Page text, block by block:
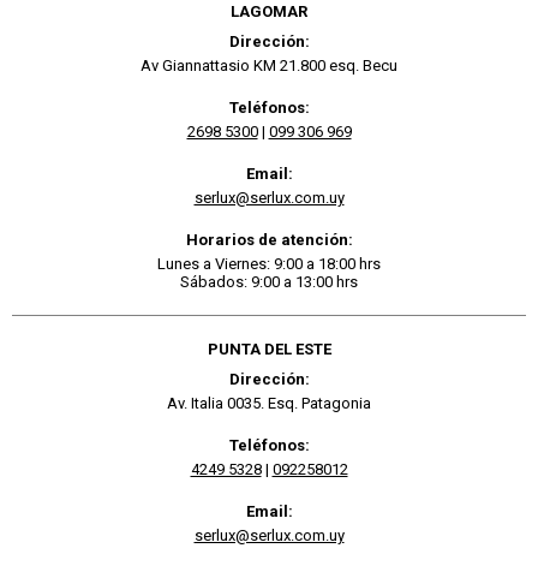
LAGOMAR
Dirección:
Av Giannattasio KM 21.800 esq. Becu
Teléfonos:
2698 5300| 099 306 969
Email:
serlux@serlux.com.uy
Horarios de atención:
Lunes a Viernes: 9:00 a 18:00 hrs
Sábados: 9:00 a 13:00 hrs
PUNTA DEL ESTE
Dirección:
Av. Italia 0035. Esq. Patagonia
Teléfonos:
4249 5328| 092258012
Email:
serlux@serlux.com.uy